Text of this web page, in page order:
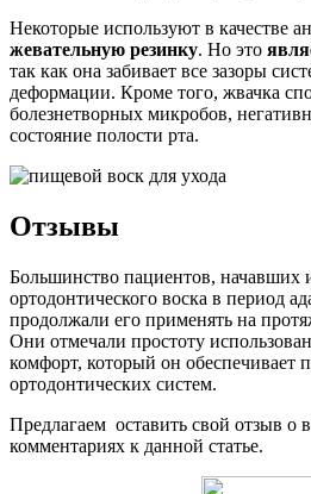
Некоторые используют в качестве
жевательную резинку. Но это
так как она забивает все зазоры
деформации. Кроме того, жвачка
болезнетворных микробов,
состояние полости рта.
Отзывы
Большинство пациентов, начавших
ортодонтического воска в период
продолжали его применять на
Они отмечали простоту
комфорт, который он обеспечивает
ортодонтических систем.
Предлагаем оставить свой отзыв о
комментариях к данной статье.